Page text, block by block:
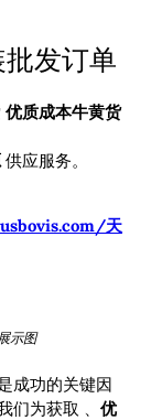
发订单
优质成本牛黄货
供应服务。
天
示图
成功的关键因
们为获取 、 优